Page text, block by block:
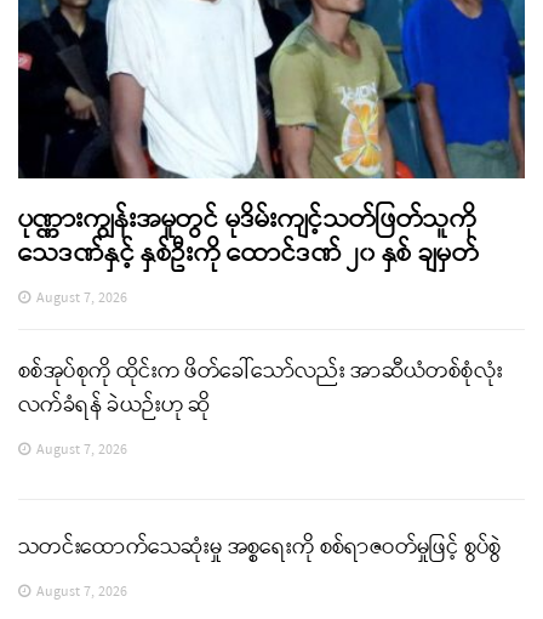
ပုဏ္ဏားကျွန်းအမှုတွင် မုဒိမ်းကျင့်သတ်ဖြတ်သူကို
သေဒဏ်နှင့် နှစ်ဦးကို ထောင်ဒဏ် ၂၀ နှစ် ချမှတ်
August 7, 2026
စစ်အုပ်စုကို ထိုင်းက ဖိတ်ခေါ်သော်လည်း အာဆီယံတစ်စုံလုံး
လက်ခံရန် ခဲယဉ်းဟု ဆို
August 7, 2026
သတင်းထောက်သေဆုံးမှု အစ္စရေးကို စစ်ရာဇဝတ်မှုဖြင့် စွပ်စွဲ
August 7, 2026